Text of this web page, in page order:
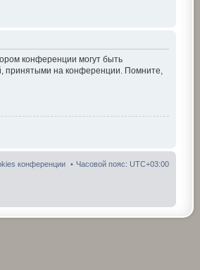
конференции могут быть
принятыми на конференции. Помните,
Часовой пояс: UTC+03:00
конференции